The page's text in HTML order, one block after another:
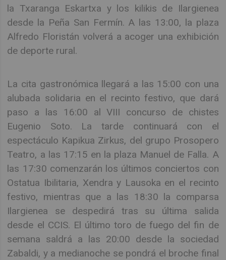
la Txaranga Eskartxa y los kilikis de Ilargienea
desde la Peña San Fermín. A las 13:00, la plaza
Alfredo Floristán volverá a acoger una exhibición
de deporte rural.
La cita gastronómica llegará a las 15:00 con una
alubada solidaria en el recinto festivo, que dará
paso a las 16:00 al VIII concurso de chistes
Eugenio Soto. La tarde continuará con el
espectáculo Kapikua Zirkus, del grupo Prosopero
Teatro, a las 17:15 en la plaza Manuel de Falla. A
las 17:30 comenzarán los últimos conciertos con
Ostatua Ibilitaria, Xendra y Lausoka en el recinto
festivo, mientras que a las 18:30 la comparsa
Ilargienea se despedirá tras su última salida
desde el CCIS. El último toro de fuego del fin de
semana saldrá a las 20:00 desde la sociedad
Zabaldi, y a medianoche se pondrá el broche final